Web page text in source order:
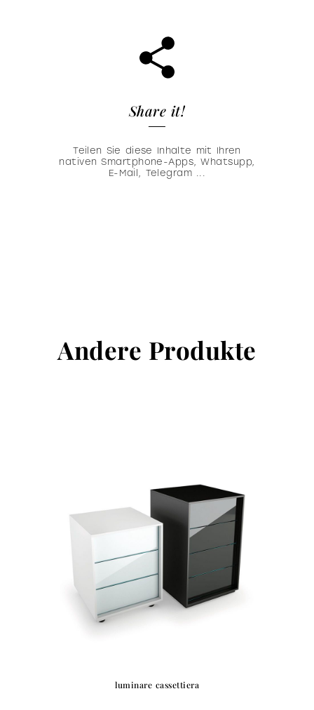
Share it!
Teilen Sie diese Inhalte mit Ihren
nativen Smartphone-Apps, Whatsupp,
E-Mail, Telegram ...
Andere Produkte
luminare cassettiera